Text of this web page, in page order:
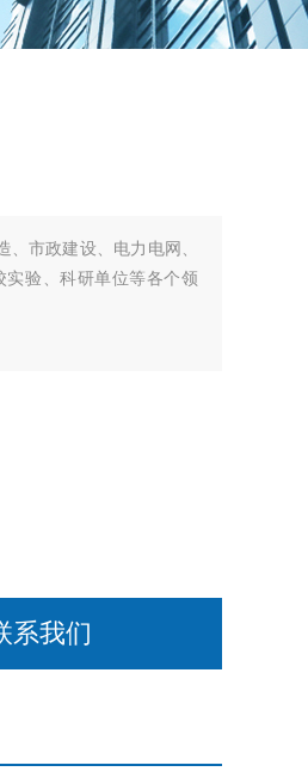
市政建设、电力电网、
验、科研单位等各个领
系我们